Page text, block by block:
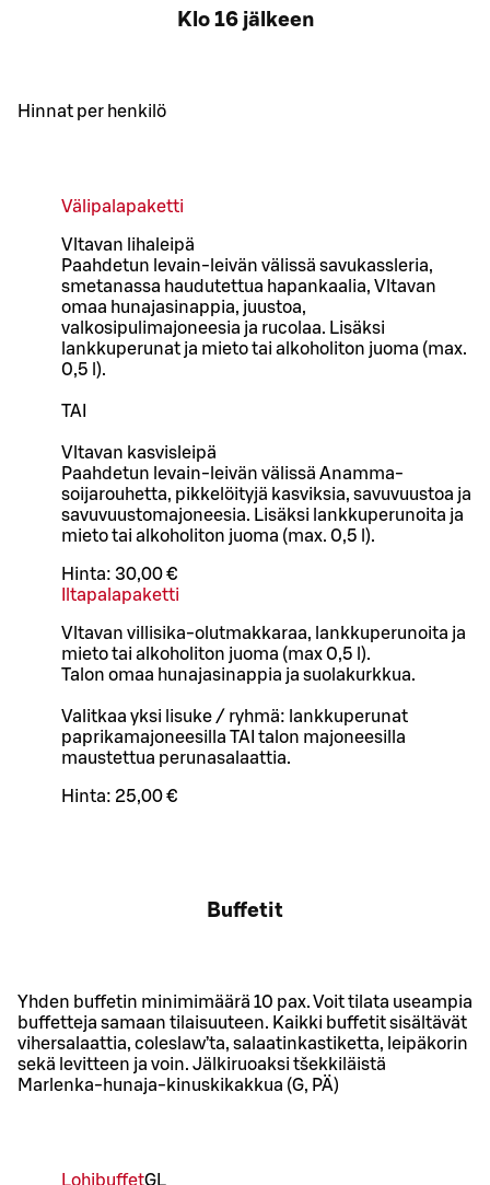
Klo 16 jälkeen
Hinnat per henkilö
Välipalapaketti
Vltavan lihaleipä
Paahdetun levain-leivän välissä savukassleria,
smetanassa haudutettua hapankaalia, Vltavan
omaa hunajasinappia, juustoa,
valkosipulimajoneesia ja rucolaa. Lisäksi
lankkuperunat ja mieto tai alkoholiton juoma (max.
0,5 l).
TAI
Vltavan kasvisleipä
Paahdetun levain-leivän välissä Anamma-
soijarouhetta, pikkelöityjä kasviksia, savuvuustoa ja
savuvuustomajoneesia. Lisäksi lankkuperunoita ja
mieto tai alkoholiton juoma (max. 0,5 l).
Hinta: 30,00 €
Iltapalapaketti
Vltavan villisika-olutmakkaraa, lankkuperunoita ja
mieto tai alkoholiton juoma (max 0,5 l).
Talon omaa hunajasinappia ja suolakurkkua.
Valitkaa yksi lisuke / ryhmä: lankkuperunat
paprikamajoneesilla TAI talon majoneesilla
maustettua perunasalaattia.
Hinta: 25,00 €
Buffetit
Yhden buffetin minimimäärä 10 pax. Voit tilata useampia
buffetteja samaan tilaisuuteen. Kaikki buffetit sisältävät
vihersalaattia, coleslaw’ta, salaatinkastiketta, leipäkorin
sekä levitteen ja voin. Jälkiruoaksi tšekkiläistä
Marlenka-hunaja-kinuskikakkua (G, PÄ)
LohibuffetGL